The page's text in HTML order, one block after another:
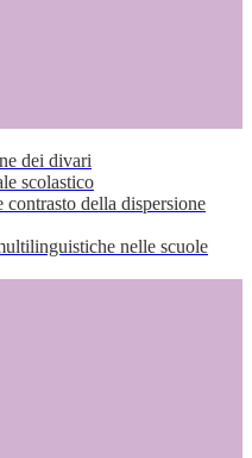
dei divari
scolastico
della dispersione
nelle scuole